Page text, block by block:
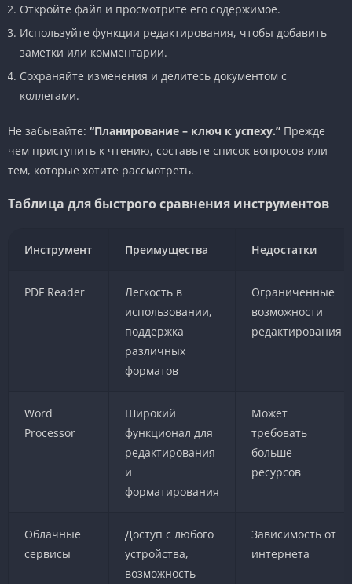
Откройте файл и просмотрите его содержимое.
Используйте функции редактирования, чтобы добавить
заметки или комментарии.
Сохраняйте изменения и делитесь документом с
коллегами.
Не забывайте: “Планирование – ключ к успеху.” Прежде
чем приступить к чтению, составьте список вопросов или
тем, которые хотите рассмотреть.
Таблица для быстрого сравнения инструментов
Инструмент Преимущества Недостатки
PDF Reader
Легкость в
использовании,
поддержка
различных
форматов
Ограниченные
возможности
редактирования
Word
Processor
Широкий
функционал для
редактирования
и
форматирования
Может
требовать
больше
ресурсов
Облачные
сервисы
Доступ с любого
устройства,
возможность
Зависимость от
интернета